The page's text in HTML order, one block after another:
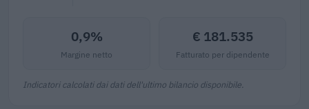
0,9%
Margine netto
€ 181.535
Fatturato per dipendente
Indicatori calcolati dai dati dell'ultimo bilancio disponibile.